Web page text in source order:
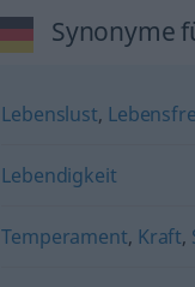
Synonyme
Lebenslust,
Lebendigkeit
Temperament, Kraft,